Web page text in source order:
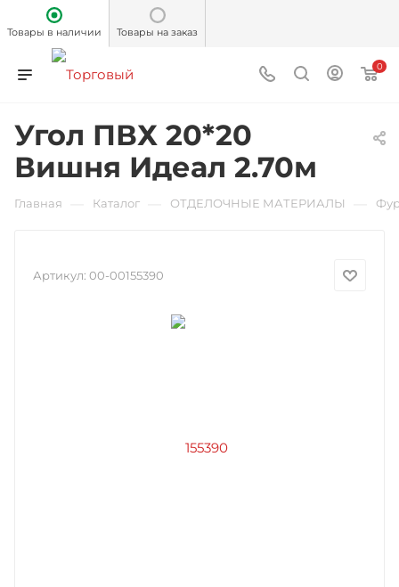
Товары в наличии Товары на заказ
0
Угол ПВХ 20*20
Вишня Идеал 2.70м
Главная Каталог ОТДЕЛОЧНЫЕ МАТЕРИАЛЫ
Артикул: 00-00155390